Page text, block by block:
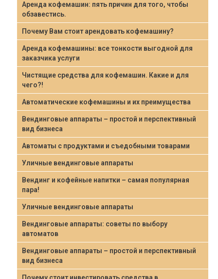
Аренда кофемашин: пять причин для того, чтобы
обзавестись.
Почему Вам стоит арендовать кофемашину?
Аренда кофемашины: все тонкости выгодной для
заказчика услуги
Чистящие средства для кофемашин. Какие и для
чего?!
Автоматические кофемашины и их преимущества
Вендинговые аппараты – простой и перспективный
вид бизнеса
Автоматы с продуктами и съедобными товарами
Уличные вендинговые аппараты
Вендинг и кофейные напитки – самая популярная
пара!
Уличные вендинговые аппараты
Вендинговые аппараты: советы по выбору
автоматов
Вендинговые аппараты – простой и перспективный
вид бизнеса